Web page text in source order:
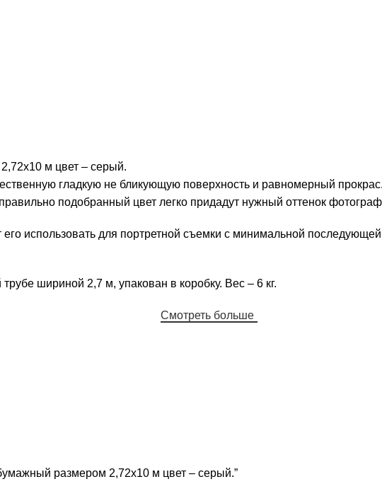
м цвет – серый.
гладкую не бликующую поверхность и равномерный
подобранный цвет легко придадут нужный оттенок
использовать для портретной съемки с минимальной
шириной 2,7 м, упакован в коробку. Вес – 6 кг.
Смотреть больше
размером 2,72х10 м цвет – серый.”